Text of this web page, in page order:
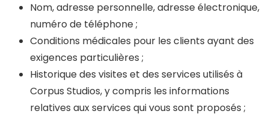
Nom, adresse personnelle, adresse électronique,
numéro de téléphone ;
Conditions médicales pour les clients ayant des
exigences particulières ;
Historique des visites et des services utilisés à
Corpus Studios, y compris les informations
relatives aux services qui vous sont proposés ;